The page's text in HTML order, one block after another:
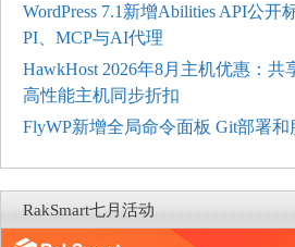
WordPress 7.1新增Abilities API公开
PI、MCP与AI代理
HawkHost 2026年8月主机优惠：共
高性能主机同步折扣
FlyWP新增全局命令面板 Git部署
RakSmart七月活动